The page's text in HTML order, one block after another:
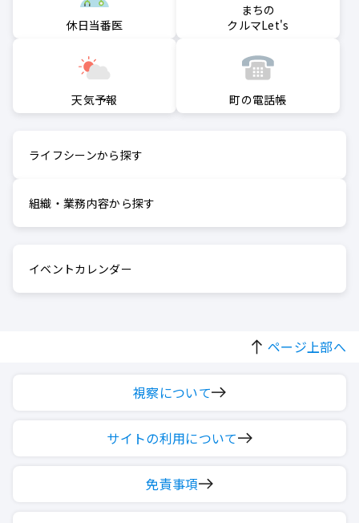
休日当番医
まちの
クルマLet's
天気予報 町の電話帳
ライフシーンから探す
組織・業務内容から探す
イベントカレンダー
ページ上部へ
視察について
サイトの利用について
免責事項